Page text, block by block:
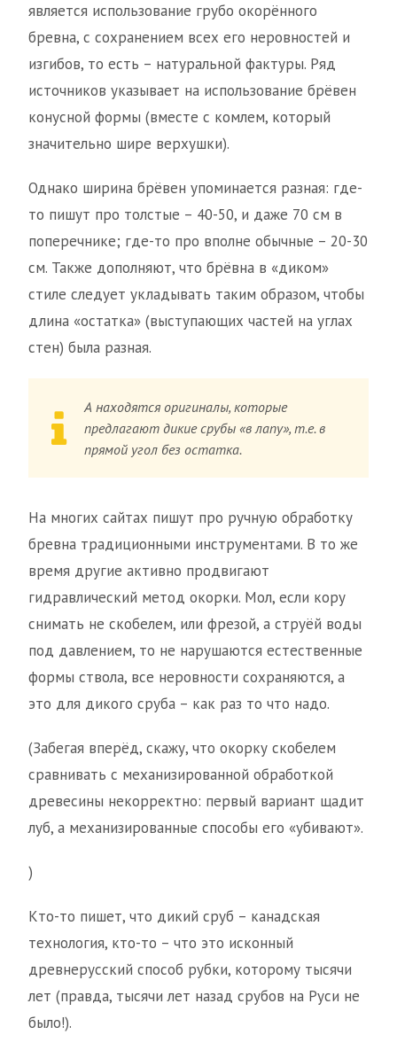
является использование грубо окорённого
бревна, с сохранением всех его неровностей и
изгибов, то есть – натуральной фактуры. Ряд
источников указывает на использование брёвен
конусной формы (вместе с комлем, который
значительно шире верхушки).
Однако ширина брёвен упоминается разная: где-
то пишут про толстые – 40-50, и даже 70 см в
поперечнике; где-то про вполне обычные – 20-30
см. Также дополняют, что брёвна в «диком»
стиле следует укладывать таким образом, чтобы
длина «остатка» (выступающих частей на углах
стен) была разная.
А находятся оригиналы, которые
предлагают дикие срубы «в лапу», т.е. в
прямой угол без остатка.
На многих сайтах пишут про ручную обработку
бревна традиционными инструментами. В то же
время другие активно продвигают
гидравлический метод окорки. Мол, если кору
снимать не скобелем, или фрезой, а струёй воды
под давлением, то не нарушаются естественные
формы ствола, все неровности сохраняются, а
это для дикого сруба – как раз то что надо.
(Забегая вперёд, скажу, что окорку скобелем
сравнивать с механизированной обработкой
древесины некорректно: первый вариант щадит
луб, а механизированные способы его «убивают».
)
Кто-то пишет, что дикий сруб – канадская
технология, кто-то – что это исконный
древнерусский способ рубки, которому тысячи
лет (правда, тысячи лет назад срубов на Руси не
было!).